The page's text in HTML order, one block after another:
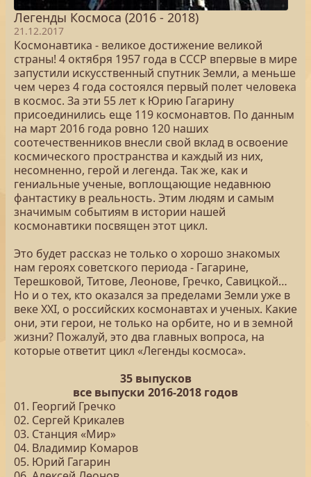
Легенды Космоса (2016 - 2018)
21.12.2017
Космонавтика - великое достижение великой
страны! 4 октября 1957 года в СССР впервые в мире
запустили искусственный спутник Земли, а меньше
чем через 4 года состоялся первый полет человека
в космос. За эти 55 лет к Юрию Гагарину
присоединились еще 119 космонавтов. По данным
на март 2016 года ровно 120 наших
соотечественников внесли свой вклад в освоение
космического пространства и каждый из них,
несомненно, герой и легенда. Так же, как и
гениальные ученые, воплощающие недавнюю
фантастику в реальность. Этим людям и самым
значимым событиям в истории нашей
космонавтики посвящен этот цикл.
Это будет рассказ не только о хорошо знакомых
нам героях советского периода - Гагарине,
Терешковой, Титове, Леонове, Гречко, Савицкой…
Но и о тех, кто оказался за пределами Земли уже в
веке XXI, о российских космонавтах и ученых. Какие
они, эти герои, не только на орбите, но и в земной
жизни? Пожалуй, это два главных вопроса, на
которые ответит цикл «Легенды космоса».
35 выпусков
все выпуски 2016-2018 годов
01. Георгий Гречко
02. Сергей Крикалев
03. Станция «Мир»
04. Владимир Комаров
05. Юрий Гагарин